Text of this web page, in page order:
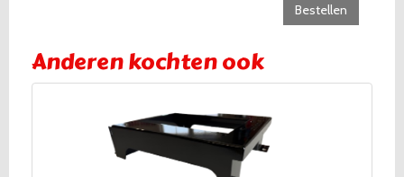
Bestellen
Anderen kochten ook